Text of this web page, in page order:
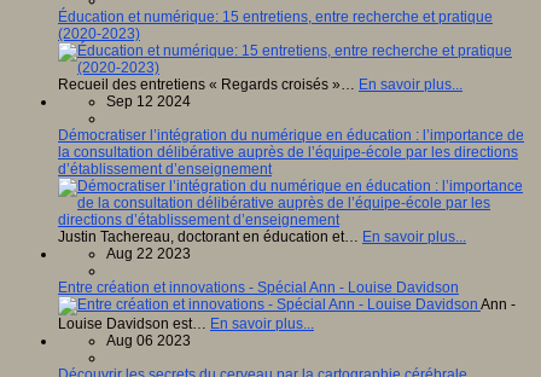
Éducation et numérique: 15 entretiens, entre recherche et pratique
(2020-2023)
Recueil des entretiens « Regards croisés »… En savoir plus...
Sep 12 2024
Démocratiser l’intégration du numérique en éducation : l’importance de
la consultation délibérative auprès de l’équipe-école par les directions
d’établissement d’enseignement
Justin Tachereau, doctorant en éducation et… En savoir plus...
Aug 22 2023
Entre création et innovations - Spécial Ann - Louise Davidson
Ann -
Louise Davidson est… En savoir plus...
Aug 06 2023